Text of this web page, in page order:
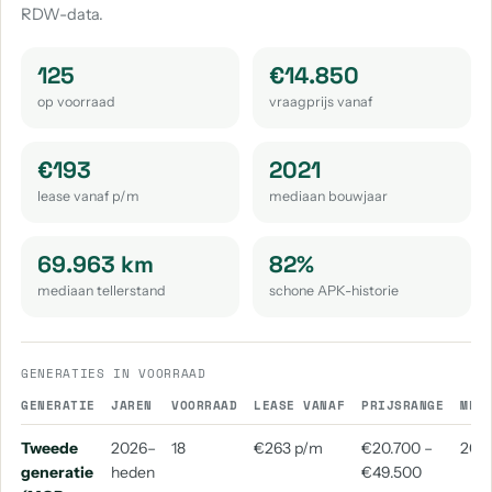
Volkswagen Golf Sportsvan
Volkswagen Tayron
aantal: 14
Volkswagen Tiguan Allspace
aantal: 14
aantal: 14 aantal: 12
Volkswagen Id.4 Volkswagen Touareg
aantal: 7 aantal: 4
Volkswagen T-Roc Cabrio
aantal: 4
Volkswagen California
aantal: 3
RDW-data.
125
op voorraad
€14.850
vraagprijs vanaf
€193
lease vanaf p/m
2021
mediaan bouwjaar
69.963 km
mediaan tellerstand
82%
schone APK-historie
GENERATIES IN VOORRAAD
GENERATIE
JAREN VOORRAAD LEASE VANAF PRIJSRANGE
Tweede
generatie
2026–
heden
18 €263 p/m
€20.700 –
€49.500